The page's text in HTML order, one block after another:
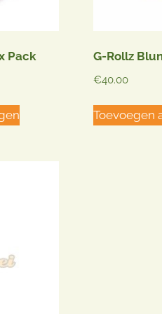
Pack G-Rollz
€40.00
Toevoegen